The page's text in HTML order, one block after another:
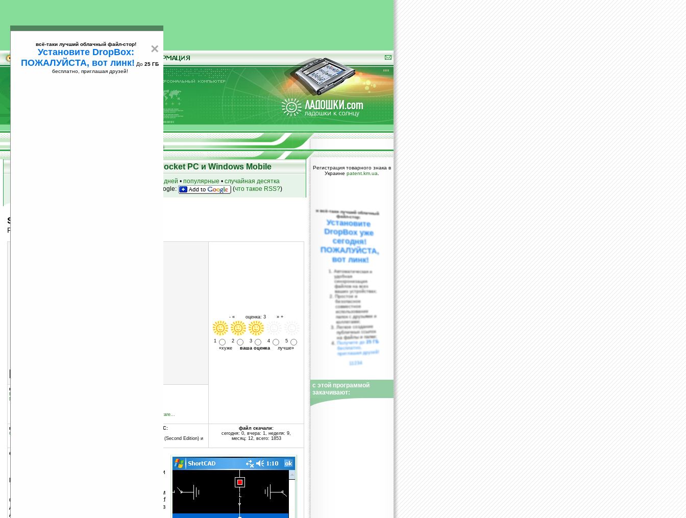
25
Скачать программы для КПК Pocket PC и Windows Mobile
за 7 дней • популярные • случайная десятка
на Google: (что такое RSS?)
ShortCAD Lite v2.6 (WM2003)
Работа с векторной графикой
- « оценка: 3 » +
1 2 3 4
5
«хуже ваша оценкалучше»
группы программы:
Наука
Графика
www.avaxhome.ws/software...
программа:
бесплатная
совместима с Pocket PC:
Windows Mobile 2003 SE (Second Edition) и
файл скачали:
сегодня: 0, вчера: 1, неделя: 9,
месяц: 12, всего: 1853
описание:
— приложение для создания и
редактирования векторной 2D графики.
Файлы ShortCAD обычно сохраняются в своем
формате, но их можно сохранять и в формате .dxf
для того, чтобы их можно было экспортировать в
другие редакторы векторной графики.
Регистрация товарного знака в
Украине patent.km.ua
×
всё-таки лучший облачный файл-стор!
Установите DropBox:
ПОЖАЛУЙСТА, вот линк! До 25 ГБ
бесплатно, приглашая друзей!
и всё-таки лучший облачный
файл-стор:
Установите
DropBox уже
сегодня!
ПОЖАЛУЙСТА,
вот линк!
Автоматическая и
удобная
синхронизация
файлов на всех
ваших устройствах;
Простое и
безопасное
совместное
использование
папок с друзьями и
коллегами;
Легкое создание
публичных ссылок
на файлы и папки;
Получите до25 ГБ
бесплатно,
приглашая друзей!
11234
с этой программой
закачивают: